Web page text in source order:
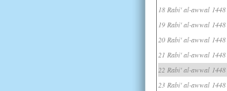
18 Rabi' al-awwal 1448
19 Rabi' al-awwal 1448
20 Rabi' al-awwal 1448
21 Rabi' al-awwal 1448
22 Rabi' al-awwal 1448
23 Rabi' al-awwal 1448